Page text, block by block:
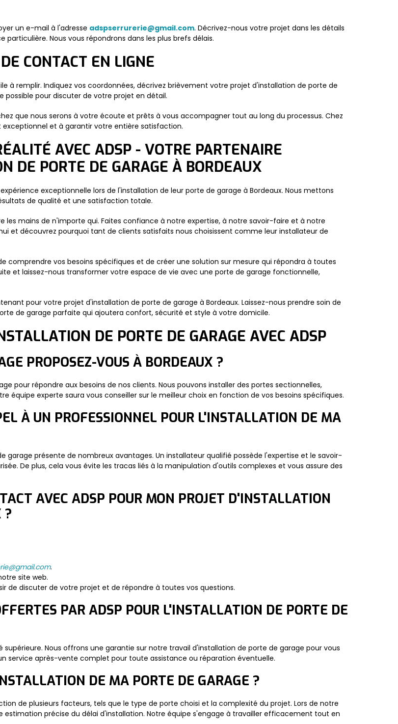
un e-mail à l'adresse adspserrurerie@gmail.com. Décrivez-nous votre projet dans les détails
Nous vous répondrons dans les plus brefs délais.
CONTACT EN LIGNE
à remplir. Indiquez vos coordonnées, décrivez brièvement votre projet d'installation de porte de
possible pour discuter de votre projet en détail.
que nous serons à votre écoute et prêts à vous accompagner tout au long du processus. Chez
et à garantir votre entière satisfaction.
AVEC ADSP - VOTRE PARTENAIRE
DE PORTE DE GARAGE À BORDEAUX
exceptionnelle lors de l'installation de leur porte de garage à Bordeaux. Nous mettons
de qualité et une satisfaction totale.
les mains de n'importe qui. Faites confiance à notre expertise, à notre savoir-faire et à notre
et découvrez pourquoi tant de clients satisfaits nous choisissent comme leur installateur de
comprendre vos besoins spécifiques et de créer une solution sur mesure qui répondra à toutes
et laissez-nous transformer votre espace de vie avec une porte de garage fonctionnelle,
pour votre projet d'installation de porte de garage à Bordeaux. Laissez-nous prendre soin de
de garage parfaite qui ajoutera confort, sécurité et style à votre domicile.
DE PORTE DE GARAGE AVEC ADSP
PROPOSEZ-VOUS À BORDEAUX ?
pour répondre aux besoins de nos clients. Nous pouvons installer des portes sectionnelles,
équipe experte saura vous conseiller sur le meilleur choix en fonction de vos besoins spécifiques.
À UN PROFESSIONNEL POUR L'INSTALLATION DE MA
garage présente de nombreux avantages. Un installateur qualifié possède l'expertise et le savoir-
De plus, cela vous évite les tracas liés à la manipulation d'outils complexes et vous assure des
AVEC ADSP POUR MON PROJET D'INSTALLATION
?
.
site web.
de discuter de votre projet et de répondre à toutes vos questions.
PAR ADSP POUR L'INSTALLATION DE PORTE DE
supérieure. Nous offrons une garantie sur notre travail d'installation de porte de garage pour vous
service après-vente complet pour toute assistance ou réparation éventuelle.
DE MA PORTE DE GARAGE ?
de plusieurs facteurs, tels que le type de porte choisi et la complexité du projet. Lors de notre
estimation précise du délai d'installation. Notre équipe s'engage à travailler efficacement tout en